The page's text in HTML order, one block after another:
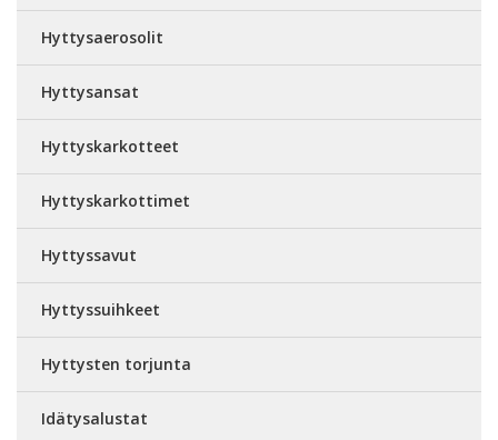
Hyttysaerosolit
Hyttysansat
Hyttyskarkotteet
Hyttyskarkottimet
Hyttyssavut
Hyttyssuihkeet
Hyttysten torjunta
Idätysalustat